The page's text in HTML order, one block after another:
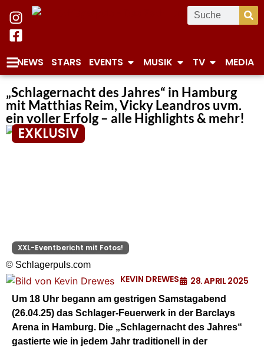
NEWS STARS EVENTS MUSIK TV MEDIA
„Schlagernacht des Jahres“ in Hamburg
mit Matthias Reim, Vicky Leandros uvm.
ein voller Erfolg – alle Highlights & mehr!
EXKLUSIV
XXL-Eventbericht mit Fotos!
© Schlagerpuls.com
KEVIN DREWES 28. APRIL 2025
Um 18 Uhr begann am gestrigen Samstagabend
(26.04.25) das Schlager-Feuerwerk in der Barclays
Arena in Hamburg. Die „Schlagernacht des Jahres“
gastierte wie in jedem Jahr traditionell in der